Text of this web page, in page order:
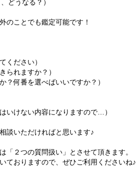
どうなる？）
のことでも鑑定可能です！
ください）
られますか？）
？何番を選べばいいですか？）
いけない内容になりますので…）
談いただければと思います♪
「２つの質問扱い」とさせて頂きます。
ておりますので、ぜひご利用くださいね♪